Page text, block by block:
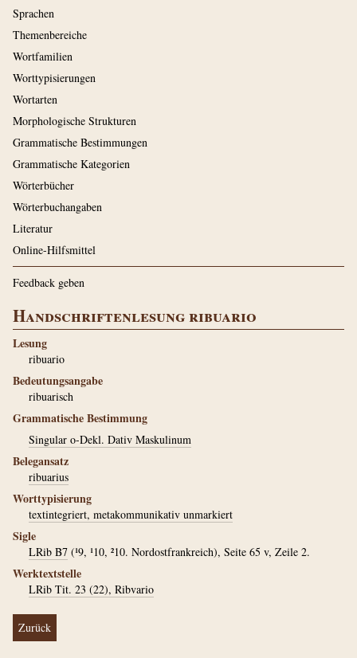
Sprachen
Themenbereiche
Wortfamilien
Worttypisierungen
Wortarten
Morphologische Strukturen
Grammatische Bestimmungen
Grammatische Kategorien
Wörterbücher
Wörterbuchangaben
Literatur
Online-Hilfsmittel
Feedback geben
Handschriftenlesung ribuario
Lesung
ribuario
Bedeutungsangabe
ribuarisch
Grammatische Bestimmung
Singular o-Dekl. Dativ Maskulinum
Belegansatz
ribuarius
Worttypisierung
textintegriert, metakommunikativ unmarkiert
Sigle
LRib B7 (¹9, ¹10, ²10. Nordostfrankreich), Seite 65 v, Zeile 2.
Werktextstelle
LRib Tit. 23 (22), Ribvario
Zurück